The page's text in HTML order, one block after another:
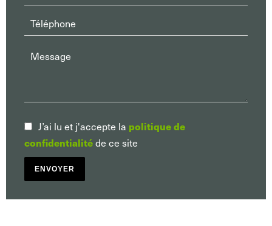
J’ai lu et j'accepte la politique de
confidentialitéde ce site
ENVOYER